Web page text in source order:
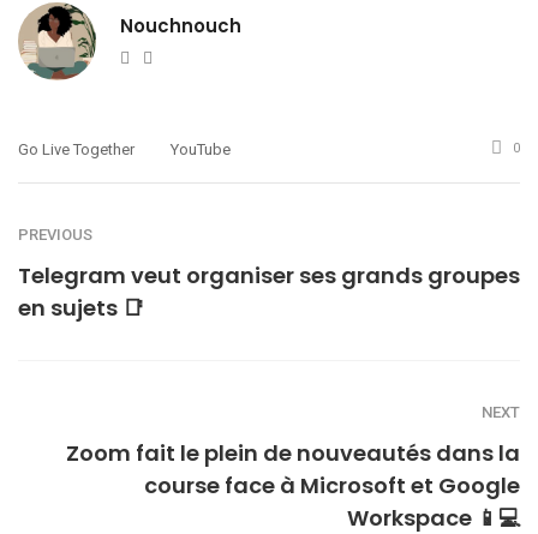
Nouchnouch
Website
Go Live Together YouTube 0
PREVIOUS
Telegram veut organiser ses grands groupes
en sujets 📑
NEXT
Zoom fait le plein de nouveautés dans la
course face à Microsoft et Google
Workspace 📱💻